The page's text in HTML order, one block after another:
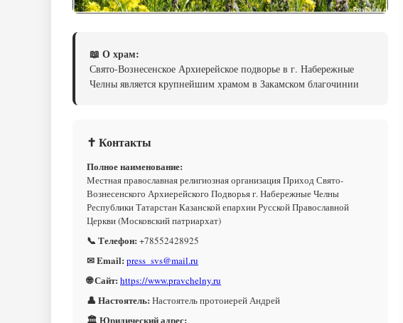
📖 О храм:
Свято-Вознесенское Архиерейское подворье в г. Набережные
Челны является крупнейшим храмом в Закамском благочинии
✝ Контакты
Полное наименование:
Местная православная религиозная организация Приход Свято-
Вознесенского Архиерейского Подворья г. Набережные Челны
Республики Татарстан Казанской епархии Русской Православной
Церкви (Московский патриархат)
📞 Телефон: +78552428925
✉ Email: press_svs@mail.ru
🌐 Сайт: https://www.pravchelny.ru
👤 Настоятель: Настоятель протоиерей Андрей
🏛 Юридический адрес: